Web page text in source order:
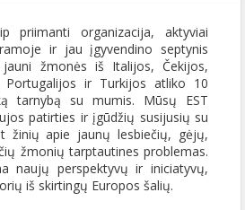
priimanti organizacija, aktyviai
ir jau įgyvendino septynis
žmonės iš Italijos, Čekijos,
Portugalijos ir Turkijos atliko 10
tarnybą su mumis. Mūsų EST
patirties ir įgūdžių susijusių su
žinių apie jaunų lesbiečių, gėjų,
žmonių tarptautines problemas.
naujų perspektyvų ir iniciatyvų,
iš skirtingų Europos šalių.